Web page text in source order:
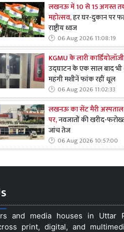
लखनऊ में 10 से 15 अगस्त
महोत्सव,हर घर-दुकान पर
राष्ट्रीय ध्वज
06 Aug 2026 11:08:19
KGMU के लारी
उद्घाटन के एक साल बाद
महंगी मशीनें फांक रहीं धूल
06 Aug 2026 11:02:33
लखनऊ का सेंट मैरी
पर,नवजातों की खरीद-
जांच तेज
06 Aug 2026 10:57:00
and media houses in Uttar
print, digital, and